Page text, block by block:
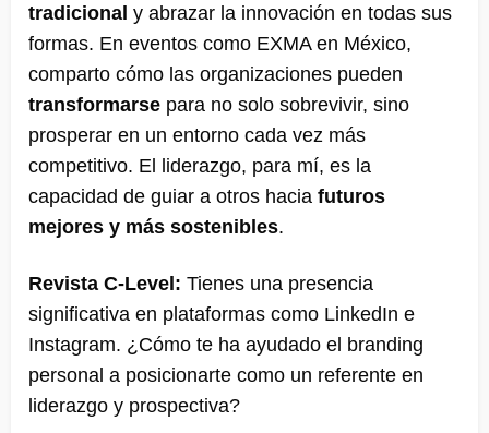
tradicional y abrazar la innovación en todas sus
formas. En eventos como EXMA en México,
comparto cómo las organizaciones pueden
transformarse para no solo sobrevivir, sino
prosperar en un entorno cada vez más
competitivo​. El liderazgo, para mí, es la
capacidad de guiar a otros hacia futuros
mejores y más sostenibles.
Revista C-Level: Tienes una presencia
significativa en plataformas como LinkedIn e
Instagram. ¿Cómo te ha ayudado el branding
personal a posicionarte como un referente en
liderazgo y prospectiva?